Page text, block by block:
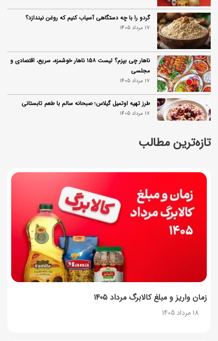
تازه‌ترین مطالب
زمان واریز و مبلغ کالابرگ مرداد ۱۴۰۵
18 مرداد 1405
گردو را با چه دستگاهی آسیاب کنیم که روغن نیندازد؟
17 مرداد 1405
ناهار چی بپزم؟ لیست ۱۵۸ ناهار خوشمزه، سریع، اقتصادی و
مجلسی
17 مرداد 1405
طرز تهیه اوتمیل گیلاس؛ صبحانه سالم با طعم تابستانی
17 مرداد 1405
طرز تهیه محلبی انجیر؛ دسر خوشمزه با طعم انجیر تازه
طرز تهیه سوفله لیمو؛ دسر فرانسوی پف‌دار و خوش‌عطر
فرانسوی
17 مرداد 1405
چرا موجودی کالابرگ کم شده؟ (راهنمای پیگیری + رفع
ساخت فیلم سینمایی «Game of Thrones» رسماً تأیید شد
17 مرداد 1405